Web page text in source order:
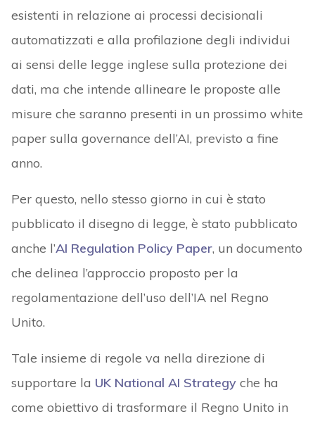
esistenti in relazione ai processi decisionali
automatizzati e alla profilazione degli individui
ai sensi delle legge inglese sulla protezione dei
dati, ma che intende allineare le proposte alle
misure che saranno presenti in un prossimo white
paper sulla governance dell’AI, previsto a fine
anno.
Per questo, nello stesso giorno in cui è stato
pubblicato il disegno di legge, è stato pubblicato
anche l’AI Regulation Policy Paper, un documento
che delinea l’approccio proposto per la
regolamentazione dell’uso dell’IA nel Regno
Unito.
Tale insieme di regole va nella direzione di
supportare la UK National AI Strategyche ha
come obiettivo di trasformare il Regno Unito in